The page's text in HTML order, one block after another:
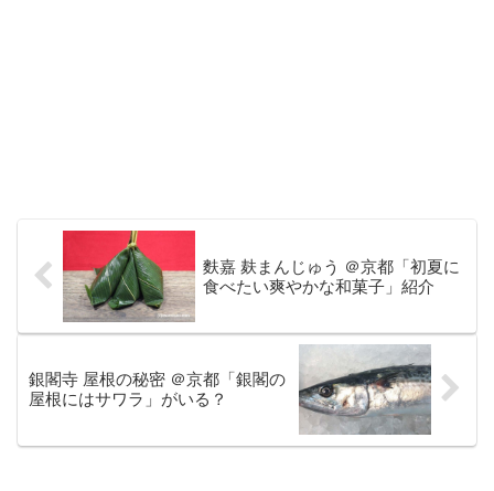
麩嘉 麸まんじゅう ＠京都「初夏に
食べたい爽やかな和菓子」紹介
銀閣寺 屋根の秘密 ＠京都「銀閣の
屋根にはサワラ」がいる？